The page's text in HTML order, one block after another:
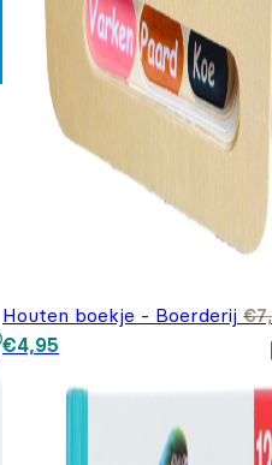
Houten boekje - Boerderij €
Oorspronkelijke prijs was:
€7,95.
€4,95